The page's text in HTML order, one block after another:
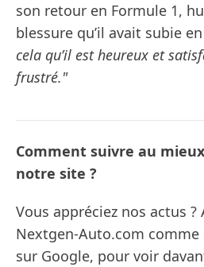
son retour en Formule 1,
blessure qu’il avait subie
cela qu’il est heureux et
frustré."
Comment suivre au
notre site ?
Vous appréciez nos actus
Nextgen-Auto.com
sur Google, pour voir